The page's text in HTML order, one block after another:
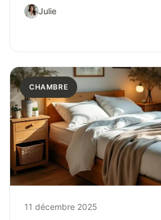
Julie
CHAMBRE
11 décembre 2025